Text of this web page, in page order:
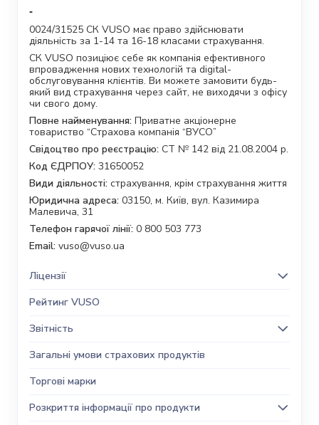
-
0024/31525 СК VUSO має право здійснювати
діяльність за 1-14 та 16-18 класами страхування.
СК VUSO позиціює себе як компанія ефективного
впровадження нових технологій та digital-
обслуговування клієнтів. Ви можете замовити будь-
який вид страхування через сайт, не виходячи з офісу
чи свого дому.
Повне найменування: Приватне акціонерне
товариство “Страхова компанія “ВУСО”
Свідоцтво про реєстрацію: СТ № 142 від 21.08.2004 р.
Код ЄДРПОУ: 31650052
Види діяльності: страхування, крім страхування життя
Юридична адреса: 03150, м. Київ, вул. Казимира
Малевича, 31
Телефон гарячої лінії: 0 800 503 773
Email: vuso@vuso.ua
Ліцензії
Рейтинг VUSO
Звітність
Загальні умови страхових продуктів
Торгові марки
Розкриття інформації про продукти